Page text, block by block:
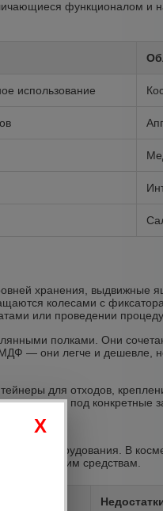
функционалом и
использование
хранения, выдвижные
колесами с
или проведении
полками. Они
— они легче и дешевле,
для отходов,
тележку под конкретные
вид оборудования. В
средствам.